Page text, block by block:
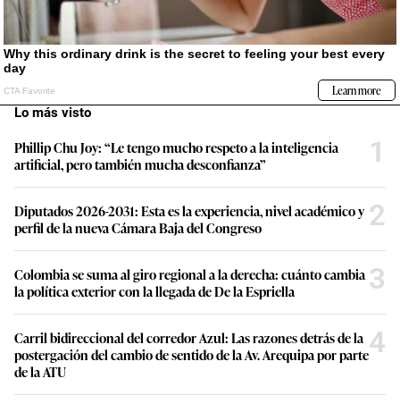
Lo más visto
Phillip Chu Joy: “Le tengo mucho respeto a la inteligencia
artificial, pero también mucha desconfianza”
1
Diputados 2026-2031: Esta es la experiencia, nivel académico y
perfil de la nueva Cámara Baja del Congreso
2
Colombia se suma al giro regional a la derecha: cuánto cambia
la política exterior con la llegada de De la Espriella
3
Carril bidireccional del corredor Azul: Las razones detrás de la
postergación del cambio de sentido de la Av. Arequipa por parte
de la ATU
4